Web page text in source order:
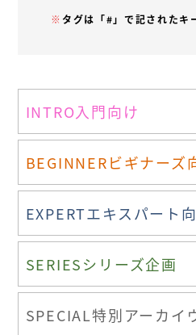
※ タグは「#」で記されたキ
INTRO入門向け
BEGINNERビギナーズ
EXPERTエキスパート
SERIESシリーズ企画
SPECIAL特別アーカイ